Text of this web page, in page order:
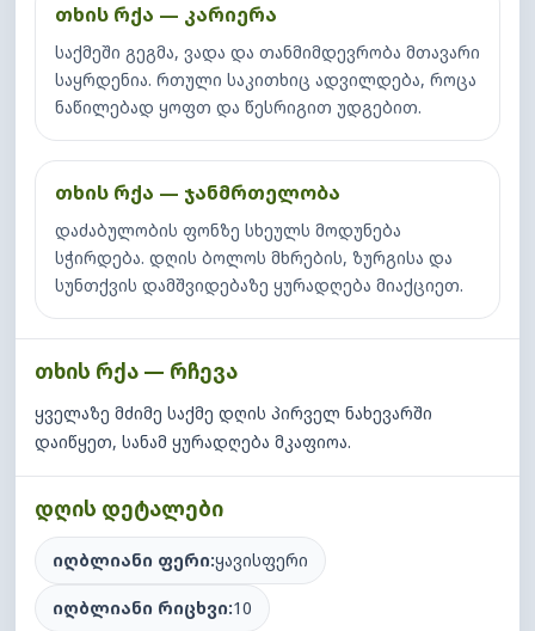
თხის რქა — კარიერა
საქმეში გეგმა, ვადა და თანმიმდევრობა მთავარი
საყრდენია. რთული საკითხიც ადვილდება, როცა
ნაწილებად ყოფთ და წესრიგით უდგებით.
თხის რქა — ჯანმრთელობა
დაძაბულობის ფონზე სხეულს მოდუნება
სჭირდება. დღის ბოლოს მხრების, ზურგისა და
სუნთქვის დამშვიდებაზე ყურადღება მიაქციეთ.
თხის რქა — რჩევა
ყველაზე მძიმე საქმე დღის პირველ ნახევარში
დაიწყეთ, სანამ ყურადღება მკაფიოა.
დღის დეტალები
იღბლიანი ფერი:ყავისფერი
იღბლიანი რიცხვი:10